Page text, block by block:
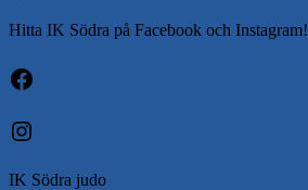
Hitta IK Södra på Facebook och Instagram!
Facebook
Instagram
IK Södra judo